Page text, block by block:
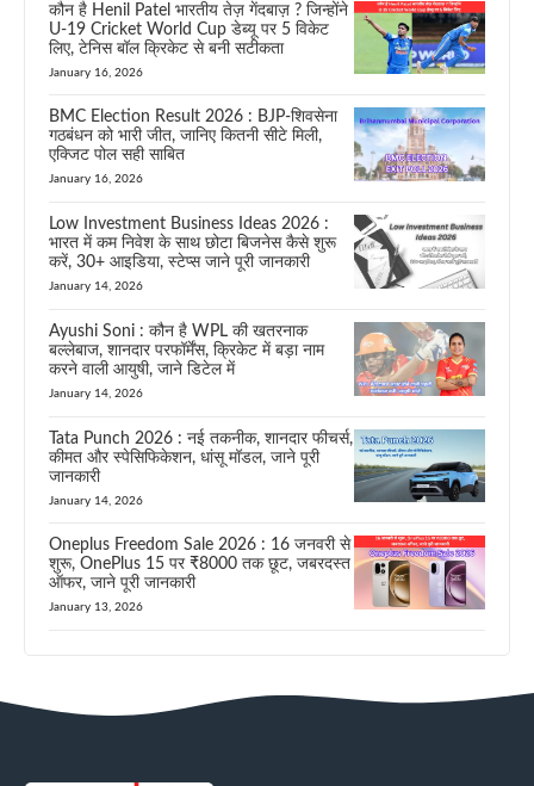
कौन है Henil Patel भारतीय तेज़ गेंदबाज़ ? जिन्होंने
U-19 Cricket World Cup डेब्यू पर 5 विकेट
लिए, टेनिस बॉल क्रिकेट से बनी सटीकता
January 16, 2026
BMC Election Result 2026 : BJP-शिवसेना
गठबंधन को भारी जीत, जानिए कितनी सीटे मिली,
एक्जिट पोल सही साबित
January 16, 2026
Low Investment Business Ideas 2026 :
भारत में कम निवेश के साथ छोटा बिजनेस कैसे शुरू
करें, 30+ आइडिया, स्टेप्स जाने पूरी जानकारी
January 14, 2026
Ayushi Soni : कौन है WPL की खतरनाक
बल्लेबाज, शानदार परफॉर्मेंस, क्रिकेट में बड़ा नाम
करने वाली आयुषी, जाने डिटेल में
January 14, 2026
Tata Punch 2026 : नई तकनीक, शानदार फीचर्स,
कीमत और स्पेसिफिकेशन, धांसू मॉडल, जाने पूरी
जानकारी
January 14, 2026
Oneplus Freedom Sale 2026 : 16 जनवरी से
शुरू, OnePlus 15 पर ₹8000 तक छूट, जबरदस्त
ऑफर, जाने पूरी जानकारी
January 13, 2026